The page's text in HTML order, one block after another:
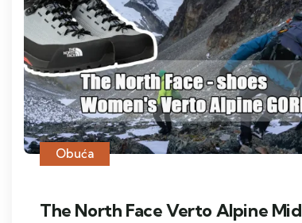
Obuća
The North Face Verto Alpine Mid